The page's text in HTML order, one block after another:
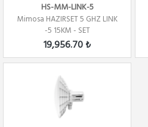
HS-MM-LINK-5
Mimosa HAZIRSET 5 GHZ LINK
-5 15KM - SET
19,956.70 ₺